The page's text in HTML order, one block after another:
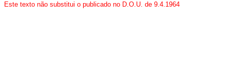
Este texto não substitui o publicado no D.O.U. de 9.4.1964